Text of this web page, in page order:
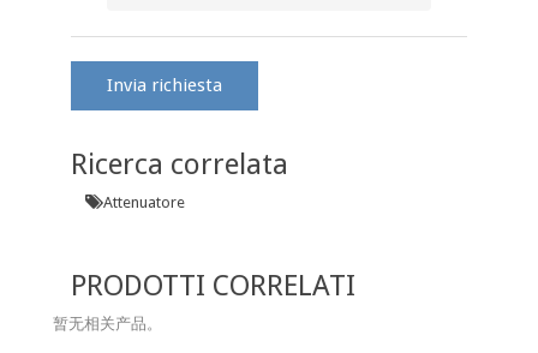
Invia richiesta
Ricerca correlata
Attenuatore
PRODOTTI CORRELATI
暂无相关产品。